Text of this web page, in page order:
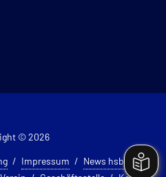
© 2026
Impressum
News hsb 1846